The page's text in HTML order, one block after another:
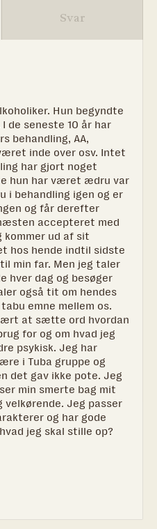
Svar
Hun begyndte
de seneste 10 år har
behandling, AA,
inde over osv. Intet
har gjort noget
hun har været ædru var
i behandling igen og er
og får derefter
accepteret med
kommer ud af sit
hos hende indtil sidste
min far. Men jeg taler
hver dag og besøger
også tit om hendes
emne mellem os.
at sætte ord hvordan
for og om hvad jeg
psykisk. Jeg har
i Tuba gruppe og
det gav ikke pote. Jeg
min smerte bag mit
Jeg passer
og har gode
jeg skal stille op?